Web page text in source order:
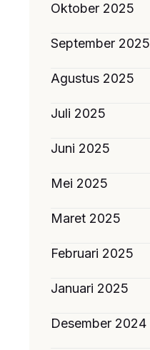
Oktober 2025
September 2025
Agustus 2025
Juli 2025
Juni 2025
Mei 2025
Maret 2025
Februari 2025
Januari 2025
Desember 2024